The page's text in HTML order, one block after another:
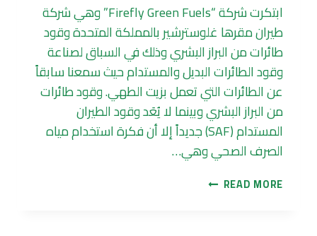
ابتكرت شركة “Firefly Green Fuels” وهي شركة
طيران مقرها غلوسترشير بالمملكة المتحدة وقود
طائرات من البراز البشري وذلك في السباق لصناعة
وقود الطائرات البديل والمستدام حيث سمعنا سابقاً
عن الطائرات التي تعمل بزيت الطهي. وقود طائرات
من البراز البشري وبينما لا يُعَد وقود الطيران
المستدام (SAF) جديداً إلا أن فكرة استخدام مياه
الصرف الصحي وهي…
READ MORE وقود